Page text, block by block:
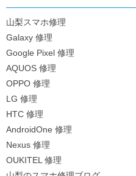
山梨スマホ修理
Galaxy 修理
Google Pixel 修理
AQUOS 修理
OPPO 修理
LG 修理
HTC 修理
AndroidOne 修理
Nexus 修理
OUKITEL 修理